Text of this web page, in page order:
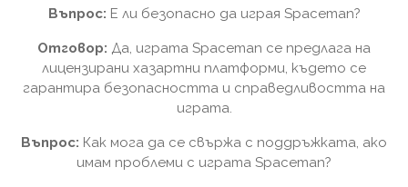
Въпрос: Е ли безопасно да играя Spaceman?
Отговор: Да, играта Spaceman се предлага на
лицензирани хазартни платформи, където се
гарантира безопасността и справедливостта на
играта.
Въпрос: Как мога да се свържа с поддръжката, ако
имам проблеми с играта Spaceman?